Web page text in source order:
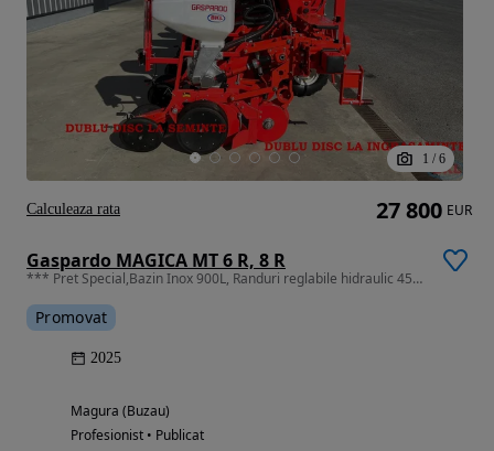
1 / 6
Gaspardo MAGICA MT 6 R, 8 R
*** Pret Special,Bazin Inox 900L, Randuri reglabile hidraulic 45-75cm
Promovat
2025
Magura (Buzau)
Profesionist • Publicat
27 800 EUR
Calculeaza rata